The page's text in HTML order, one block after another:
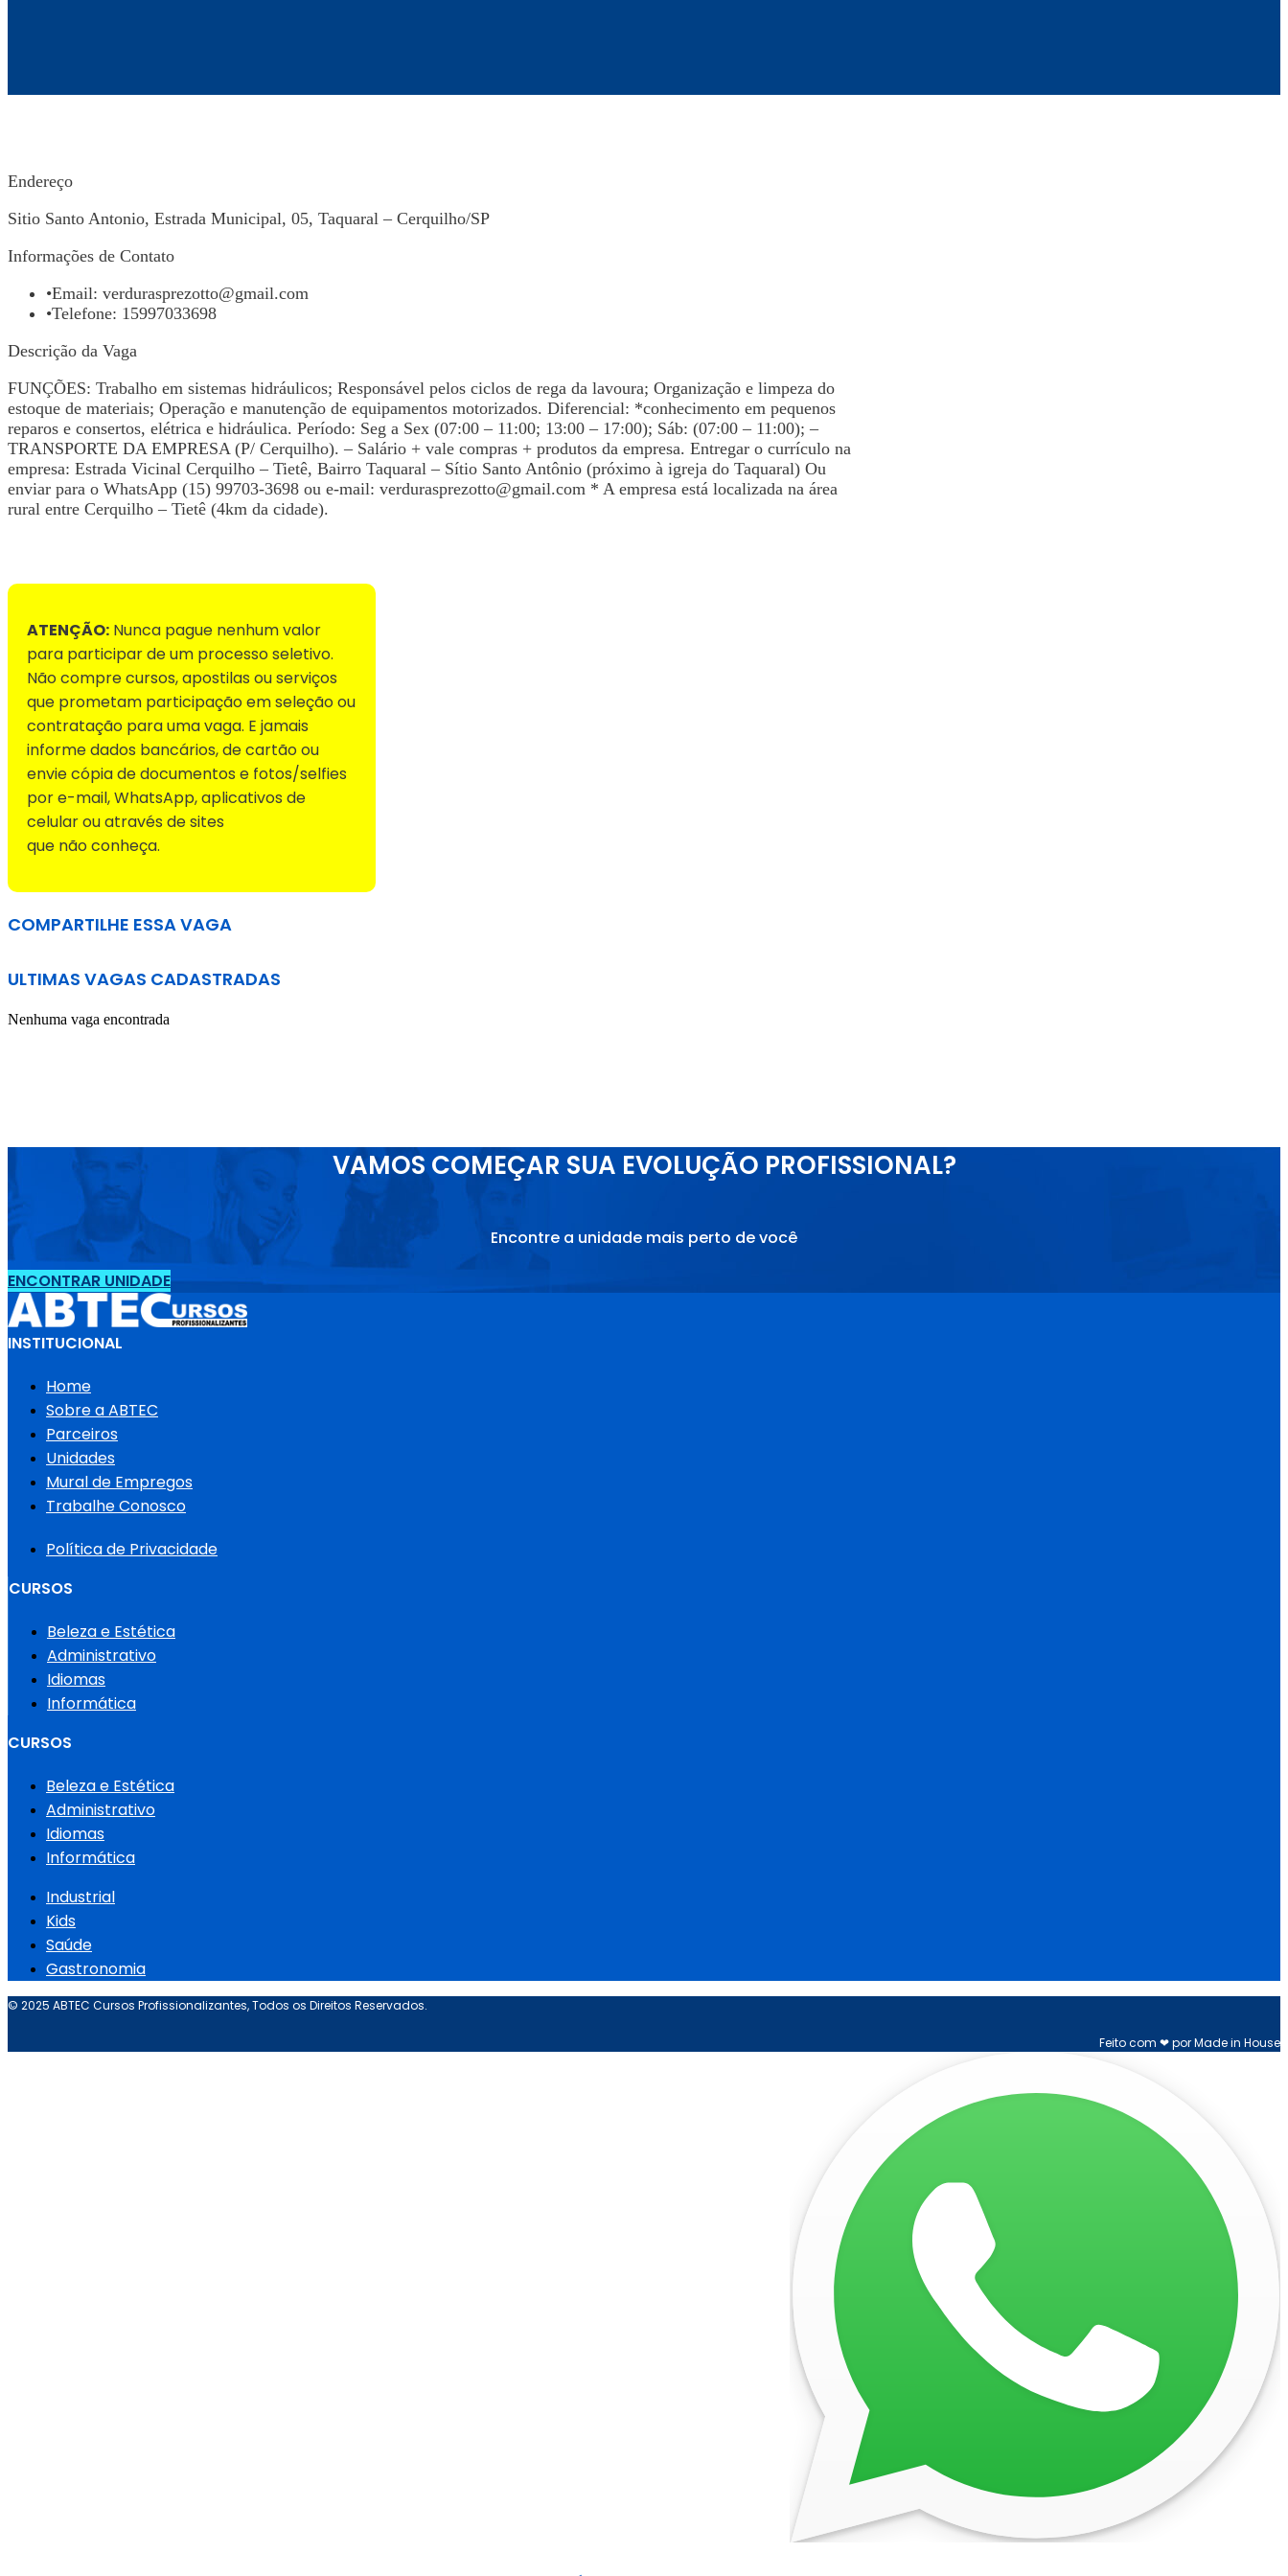
Endereço
Sitio Santo Antonio, Estrada Municipal, 05, Taquaral – Cerquilho/SP
Informações de Contato
•Email: verdurasprezotto@gmail.com
•Telefone: 15997033698
Descrição da Vaga
FUNÇÕES: Trabalho em sistemas hidráulicos; Responsável pelos ciclos de rega da lavoura; Organização e limpeza do
estoque de materiais; Operação e manutenção de equipamentos motorizados. Diferencial: *conhecimento em pequenos
reparos e consertos, elétrica e hidráulica. Período: Seg a Sex (07:00 – 11:00; 13:00 – 17:00); Sáb: (07:00 – 11:00); –
TRANSPORTE DA EMPRESA (P/ Cerquilho). – Salário + vale compras + produtos da empresa. Entregar o currículo na
empresa: Estrada Vicinal Cerquilho – Tietê, Bairro Taquaral – Sítio Santo Antônio (próximo à igreja do Taquaral) Ou
enviar para o WhatsApp (15) 99703-3698 ou e-mail: verdurasprezotto@gmail.com * A empresa está localizada na área
rural entre Cerquilho – Tietê (4km da cidade).
ATENÇÃO: Nunca pague nenhum valor
para participar de um processo seletivo.
Não compre cursos, apostilas ou serviços
que prometam participação em seleção ou
contratação para uma vaga. E jamais
informe dados bancários, de cartão ou
envie cópia de documentos e fotos/selfies
por e-mail, WhatsApp, aplicativos de
celular ou através de sites
que não conheça.
COMPARTILHE ESSA VAGA
ULTIMAS VAGAS CADASTRADAS
Nenhuma vaga encontrada
VAMOS COMEÇAR SUA EVOLUÇÃO PROFISSIONAL?
Encontre a unidade mais perto de você
ENCONTRAR UNIDADE
INSTITUCIONAL
Home
Sobre a ABTEC
Parceiros
Unidades
Mural de Empregos
Trabalhe Conosco
Política de Privacidade
CURSOS
Beleza e Estética
Administrativo
Idiomas
Informática
CURSOS
Beleza e Estética
Administrativo
Idiomas
Informática
Industrial
Kids
Saúde
Gastronomia
© 2025 ABTEC Cursos Profissionalizantes, Todos os Direitos Reservados.
Feito com ❤ por Made in House